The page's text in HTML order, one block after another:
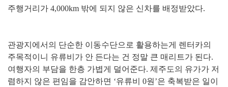
주행거리가 4,000km 밖에 되지 않은 신차를 배정받았다.
관광지에서의 단순한 이동수단으로 활용하는게 렌터카의
주목적이니 유류비가 안 든다는 건 정말 큰 매리트가 된다.
여행자의 부담을 한층 가볍게 덜어준다. 제주도의 유가가 저
렴하지 않은 편임을 감안하면 ‘유류비 0원’은 축복받은 일이